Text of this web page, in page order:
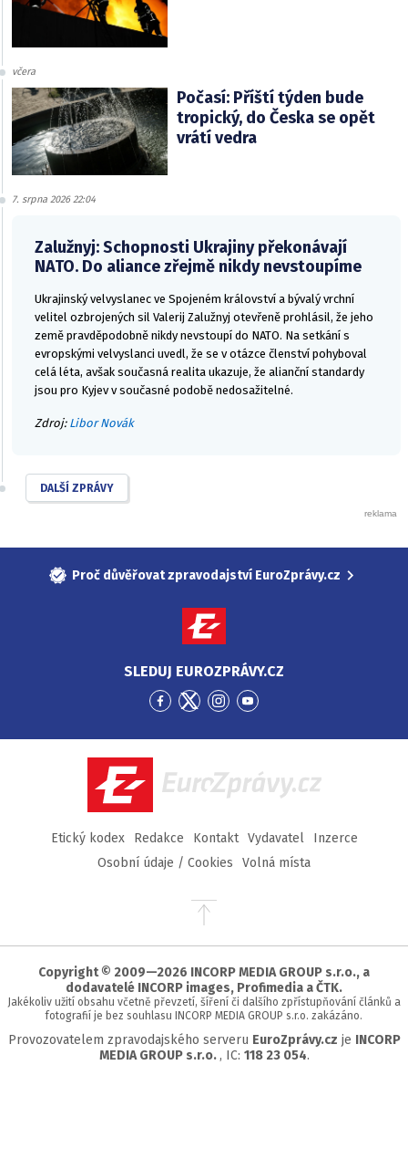
včera
Počasí: Příští týden bude
tropický, do Česka se opět
vrátí vedra
7. srpna 2026 22:04
Zalužnyj: Schopnosti Ukrajiny překonávají
NATO. Do aliance zřejmě nikdy nevstoupíme
Ukrajinský velvyslanec ve Spojeném království a bývalý vrchní
velitel ozbrojených sil Valerij Zalužnyj otevřeně prohlásil, že jeho
země pravděpodobně nikdy nevstoupí do NATO. Na setkání s
evropskými velvyslanci uvedl, že se v otázce členství pohyboval
celá léta, avšak současná realita ukazuje, že alianční standardy
jsou pro Kyjev v současné podobě nedosažitelné.
Zdroj: Libor Novák
DALŠÍ ZPRÁVY
Proč důvěřovat zpravodajství EuroZprávy.cz
SLEDUJ EUROZPRÁVY.CZ
Přejít
Facebook
Přejít
Twitter
Přejít
Instagram
Přejít
YouTube
EuroZprávy.cz
Etický kodex Redakce Kontakt Vydavatel
Inzerce
Osobní údaje / Cookies
Volná místa
Přejít
stránky
Copyright © 2009—2026 INCORP MEDIA GROUP s.r.o., a
dodavatelé INCORP images, Profimedia a ČTK.
Jakékoliv užití obsahu včetně převzetí, šíření či dalšího zpřístupňování článků a
fotografií je bez souhlasu INCORP MEDIA GROUP s.r.o. zakázáno.
Provozovatelem zpravodajského serveru EuroZprávy.cz je INCORP
MEDIA GROUP s.r.o. , IC: 118 23 054.